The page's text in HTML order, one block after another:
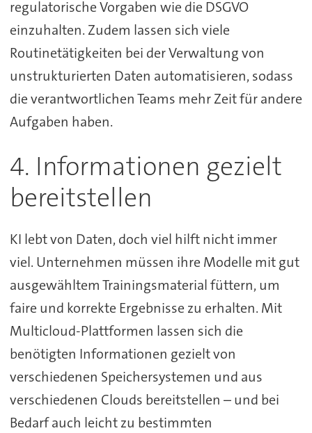
regulatorische Vorgaben wie die DSGVO
einzuhalten. Zudem lassen sich viele
Routinetätigkeiten bei der Verwaltung von
unstrukturierten Daten automatisieren, sodass
die verantwortlichen Teams mehr Zeit für andere
Aufgaben haben.
4. Informationen gezielt
bereitstellen
KI lebt von Daten, doch viel hilft nicht immer
viel. Unternehmen müssen ihre Modelle mit gut
ausgewähltem Trainingsmaterial füttern, um
faire und korrekte Ergebnisse zu erhalten. Mit
Multicloud-Plattformen lassen sich die
benötigten Informationen gezielt von
verschiedenen Speichersystemen und aus
verschiedenen Clouds bereitstellen – und bei
Bedarf auch leicht zu bestimmten